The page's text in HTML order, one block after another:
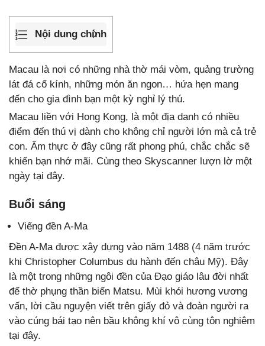
Nội dung chính
Macau là nơi có những nhà thờ mái vòm, quảng trường
lát đá cổ kính, những món ăn ngon… hứa hẹn mang
đến cho gia đình bạn một kỳ nghỉ lý thú.
Macau liền với Hong Kong, là một địa danh có nhiều
điểm đến thú vị dành cho không chỉ người lớn mà cả trẻ
con. Ẩm thực ở đây cũng rất phong phú, chắc chắc sẽ
khiến bạn nhớ mãi. Cùng theo Skyscanner lượn lờ một
ngày tại đây.
Buổi sáng
Viếng đền A-Ma
Đền A-Ma được xây dựng vào năm 1488 (4 năm trước
khi Christopher Columbus du hành đến châu Mỹ). Đây
là một trong những ngôi đền của Đạo giáo lâu đời nhất
để thờ phụng thần biển Matsu. Mùi khói hương vương
vấn, lời cầu nguyện viết trên giấy đỏ và đoàn người ra
vào cúng bái tạo nên bầu không khí vô cùng tôn nghiêm
tại đây.